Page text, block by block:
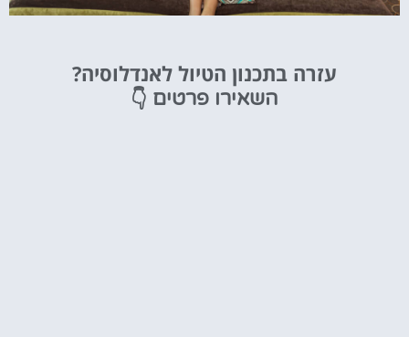
מציאת מלון
עזרה בתכנון הטיול לאנדלוסיה?
השאירו פרטים 👇